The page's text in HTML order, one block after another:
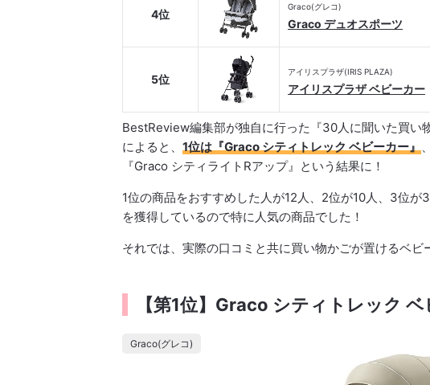
4位
Graco(グレコ)
Graco デュオスポーツ
5位
アイリスプラザ(IRIS PLAZA)
アイリスプラザ ベビーカー
BestReview編集部が独自に行った『30人に聞いた買い
によると、 1位は『Graco シティトレック ベビーカー』
『Graco シティライトRアップ』という結果に！
1位の商品をおすすめした人が12人、2位が10人、3位
を獲得しているので特に人気の商品でした！
それでは、実際の口コミと共に買い物かごが置けるベビ
【第1位】Graco シティトレック
Graco(グレコ)